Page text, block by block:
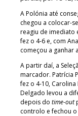
A Polónia até
chegou a colocar-
reagiu de imediato
fez o 4-6 e, com
começou a ganhar
A partir daí, a
marcador. Patrícia
fez o 4-10,
Delgado levou a
depois do time-out
controlo e fechou